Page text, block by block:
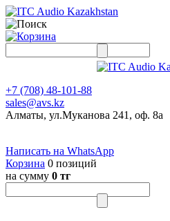
+7 (708) 48-101-88
sales@avs.kz
Алматы, ул.Муканова 241, оф. 8а
Написать на WhatsApp
Корзина 0 позиций
на сумму 0 тг